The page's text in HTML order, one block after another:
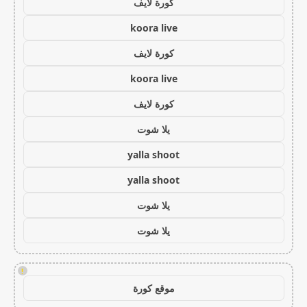
koora live
كورة لايف
koora live
كورة لايف
يلا شوت
yalla shoot
yalla shoot
يلا شوت
يلا شوت
!
موقع كورة